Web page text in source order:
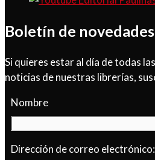
Boletín de novedades
Si quieres estar al día de todas
noticias de nuestras librerías,
Nombre
Dirección de correo electrónico: